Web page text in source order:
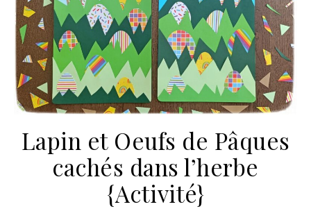
Lapin et Oeufs de Pâques
cachés dans l’herbe
{Activité}